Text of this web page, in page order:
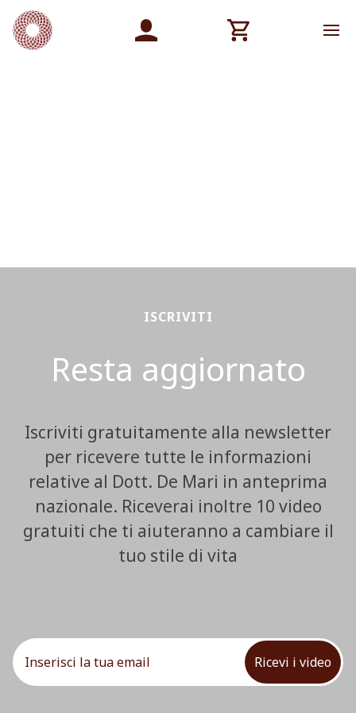
ISCRIVITI
Resta aggiornato
Iscriviti gratuitamente alla newsletter
per ricevere tutte le informazioni
relative al Dott. De Mari in anteprima
nazionale. Riceverai inoltre 10 video
gratuiti che ti aiuteranno a cambiare il
tuo stile di vita
Ricevi i video